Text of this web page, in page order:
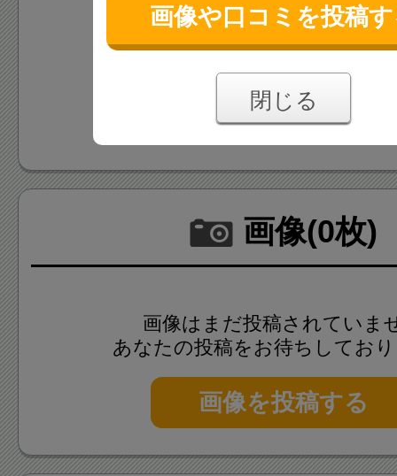
情報がまだ登録されていま
情報を追加する
画像(0枚)
画像はまだ投稿されていま
あなたの投稿をお待ちしてお
画像を投稿する
画像や口コミを投稿
閉じる